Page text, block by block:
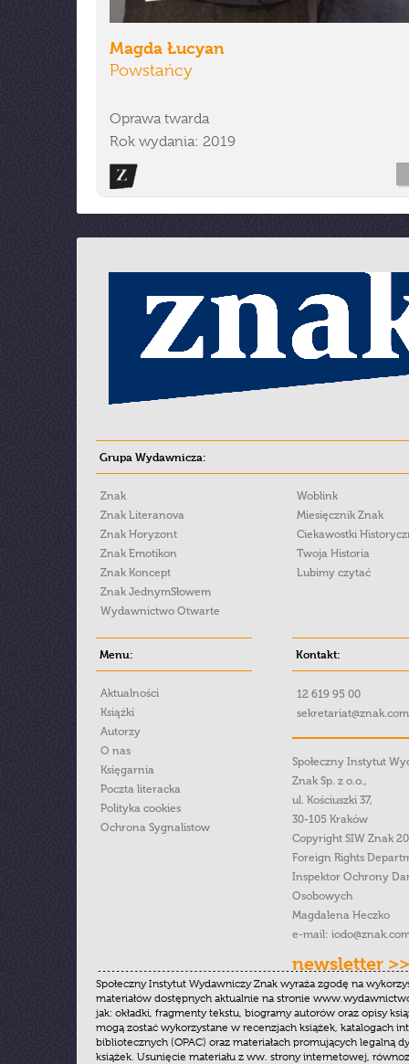
Magda Łucyan
Powstańcy
Oprawa twarda
Rok wydania: 2019
Grupa Wydawnicza:
Znak
Znak Literanova
Znak Horyzont
Znak Emotikon
Znak Koncept
Znak JednymSłowem
Wydawnictwo Otwarte
Woblink
Miesięcznik Znak
Ciekawostki
Twoja Historia
Lubimy czytać
Menu:
Aktualności
Książki
Autorzy
O nas
Księgarnia
Poczta literacka
Polityka cookies
Ochrona Sygnalistow
Kontakt:
12 619 95 00
Społeczny Instytut
Znak Sp. z o.o.,
ul. Kościuszki 37,
30-105 Kraków
Copyright SIW Znak
Foreign Rights
Inspektor Ochrony
Osobowych
Magdalena Heczko
e-mail:
newsletter >>
Społeczny Instytut Wydawniczy Znak wyraża zgodę na
materiałów dostępnych aktualnie na stronie
jak: okładki, fragmenty tekstu, biogramy autorów oraz opisy
mogą zostać wykorzystane w recenzjach książek, katalogach
bibliotecznych (OPAC) oraz materiałach promujących legalną
książek. Usunięcie materiału z ww. strony internetowej,